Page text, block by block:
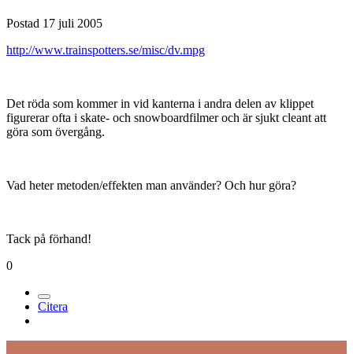
Postad 17 juli 2005
http://www.trainspotters.se/misc/dv.mpg
Det röda som kommer in vid kanterna i andra delen av klippet
figurerar ofta i skate- och snowboardfilmer och är sjukt cleant att
göra som övergång.
Vad heter metoden/effekten man använder? Och hur göra?
Tack på förhand!
0
Citera